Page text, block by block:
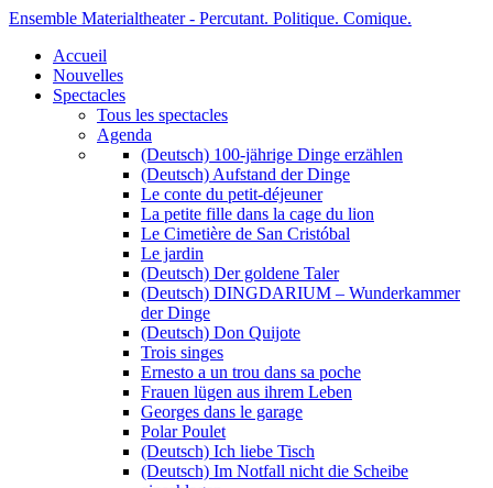
Ensemble Materialtheater - Percutant. Politique. Comique.
Accueil
Nouvelles
Spectacles
Tous les spectacles
Agenda
(Deutsch) 100-jährige Dinge erzählen
(Deutsch) Aufstand der Dinge
Le conte du petit-déjeuner
La petite fille dans la cage du lion
Le Cimetière de San Cristóbal
Le jardin
(Deutsch) Der goldene Taler
(Deutsch) DINGDARIUM – Wunderkammer
der Dinge
(Deutsch) Don Quijote
Trois singes
Ernesto a un trou dans sa poche
Frauen lügen aus ihrem Leben
Georges dans le garage
Polar Poulet
(Deutsch) Ich liebe Tisch
(Deutsch) Im Notfall nicht die Scheibe